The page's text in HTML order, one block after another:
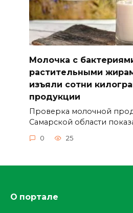
Молочка с
растительными
изъяли сотни
продукции
Проверка молочной
Самарской области
0 25
О портале